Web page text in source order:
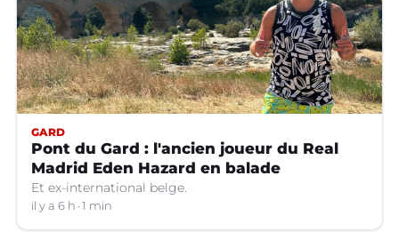
GARD
Pont du Gard : l'ancien joueur du Real
Madrid Eden Hazard en balade
Et ex-international belge.
il y a 6 h 1 min